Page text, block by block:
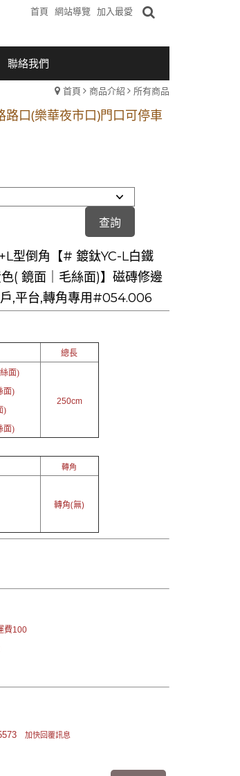
首頁 網站導覽 加入最愛
聯絡我們
首頁 商品介紹 所有商品
路口(樂華夜市口)門口可停車
往中山路1段139號約10分鐘
官方帳號@a0975005573
中山路1段139號約10分鐘
官方帳號@a0975005573
型倒角【# 鍍鈦YC-L白鐵
( 鏡面｜毛絲面)】磁磚修邊
,平台,轉角專用#054.006
總長
面)
面)
)
面)
250cm
轉角
轉角(無)
費100
加快回覆訊息